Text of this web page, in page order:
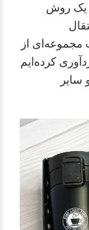
یک روش
از
کرده‌ایم
سایر